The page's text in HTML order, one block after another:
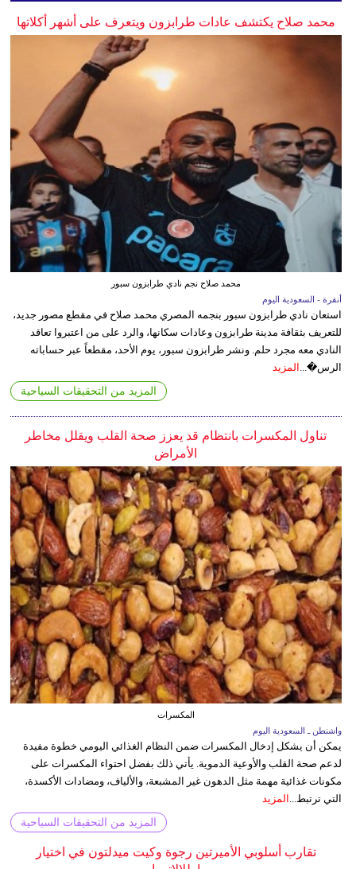
محمد صلاح يكتشف عادات طرابزون ويتعرف على أشهر أكلاتها
محمد صلاح نجم نادي طرابزون سبور
أنقرة - السعودية اليوم
استعان نادي طرابزون سبور بنجمه المصري محمد صلاح في مقطع مصور جديد،
للتعريف بثقافة مدينة طرابزون وعادات سكانها، والرد على من اعتبروا تعاقد
النادي معه مجرد حلم. ونشر طرابزون سبور، يوم الأحد، مقطعاً عبر حساباته
الرس�... المزيد
المزيد من التحقيقات السياحية
تناول المكسرات بانتظام قد يعزز صحة القلب ويقلل مخاطر
الأمراض
المكسرات
واشنطن ـ السعودية اليوم
يمكن أن يشكل إدخال المكسرات ضمن النظام الغذائي اليومي خطوة مفيدة
لدعم صحة القلب والأوعية الدموية. يأتي ذلك بفضل احتواء المكسرات على
مكونات غذائية مهمة مثل الدهون غير المشبعة، والألياف، ومضادات الأكسدة،
التي ترتبط...
المزيد
المزيد من التحقيقات السياحية
تقارب أسلوبي الأميرتين رجوة وكيت ميدلتون في اختيار